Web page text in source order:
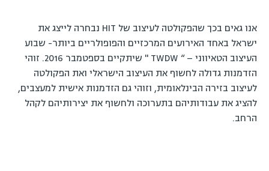
אנו גאים בכך שהפקולטה לעיצוב של HIT נבחרה לייצג את
ישראל באחד האירועים המרכזיים והפופולריים ביותר- שבוע
העיצוב הטאיווני – “ TWDW " שיתקיים בספטמבר 2016. זוהי
הזדמנות גדולה לחשוף את העיצוב הישראלי ואת הפקולטה
לעיצוב בזירה הבינלאומית, וזוהי גם הזדמנות אישית למעצבים,
להציג את עבודותיהם בתערוכה ולחשוף את יצירותיהם לקהל
הרחב.